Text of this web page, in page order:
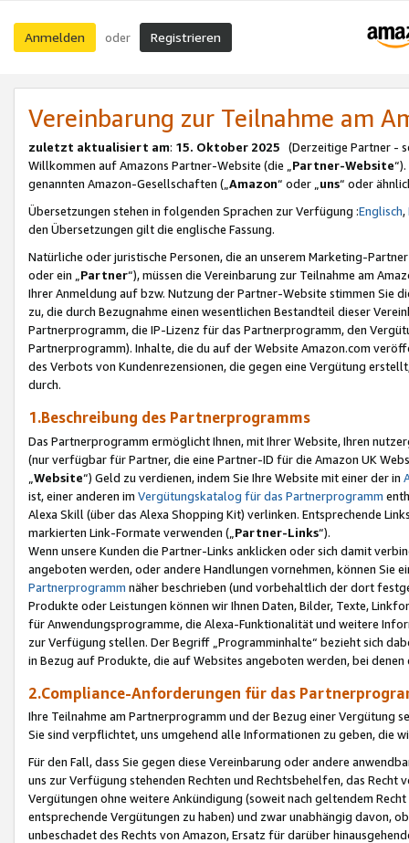
Anmelden oder Registrieren
Vereinbarung zur Teilnahme am
zuletzt aktualisiert am: 15. Oktober 2025 (Derzeitige Partner -
Willkommen auf Amazons Partner-Website (die „Partner-Website
genannten Amazon-Gesellschaften („Amazon“ oder „uns“ oder
Übersetzungen stehen in folgenden Sprachen zur Verfügung :Englisch,
den Übersetzungen gilt die englische Fassung.
Natürliche oder juristische Personen, die an unserem Marketing-
oder ein „Partner“), müssen die Vereinbarung zur Teilnahme am
Ihrer Anmeldung auf bzw. Nutzung der Partner-Website stimmen Sie
zu, die durch Bezugnahme einen wesentlichen Bestandteil dieser
Partnerprogramm, die IP-Lizenz für das Partnerprogramm, den
Partnerprogramm). Inhalte, die du auf der Website Amazon.com
des Verbots von Kundenrezensionen, die gegen eine Vergütung
durch.
1.Beschreibung des Partnerprogramms
Das Partnerprogramm ermöglicht Ihnen, mit Ihrer Website, Ihren
(nur verfügbar für Partner, die eine Partner-ID für die Amazon UK
Website“) Geld zu verdienen, indem Sie Ihre Website mit einer der in
ist, einer anderen im Vergütungskatalog für das Partnerprogramm
Alexa Skill (über das Alexa Shopping Kit) verlinken. Entsprechende
markierten Link-Formate verwenden („ Partner-Links“).
Wenn unsere Kunden die Partner-Links anklicken oder sich damit
angeboten werden, oder andere Handlungen vornehmen, können Sie
Partnerprogramm näher beschrieben (und vorbehaltlich der dort
Produkte oder Leistungen können wir Ihnen Daten, Bilder, Texte,
für Anwendungsprogramme, die Alexa-Funktionalität und weitere
zur Verfügung stellen. Der Begriff „Programminhalte“ bezieht sich
in Bezug auf Produkte, die auf Websites angeboten werden, bei
2.Compliance-Anforderungen für das
Ihre Teilnahme am Partnerprogramm und der Bezug einer Vergütung
Sie sind verpflichtet, uns umgehend alle Informationen zu geben, die
Für den Fall, dass Sie gegen diese Vereinbarung oder andere
uns zur Verfügung stehenden Rechten und Rechtsbehelfen, das
Vergütungen ohne weitere Ankündigung (soweit nach geltendem
entsprechende Vergütungen zu haben) und zwar unabhängig davon,
unbeschadet des Rechts von Amazon, Ersatz für darüber